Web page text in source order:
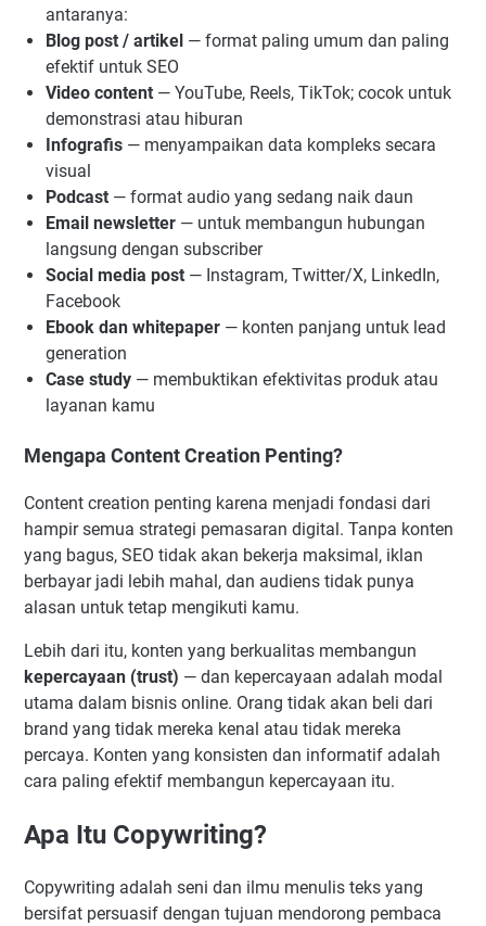
antaranya:
Blog post / artikel — format paling umum dan paling
efektif untuk SEO
Video content — YouTube, Reels, TikTok; cocok untuk
demonstrasi atau hiburan
Infografis — menyampaikan data kompleks secara
visual
Podcast — format audio yang sedang naik daun
Email newsletter — untuk membangun hubungan
langsung dengan subscriber
Social media post — Instagram, Twitter/X, LinkedIn,
Facebook
Ebook dan whitepaper — konten panjang untuk lead
generation
Case study — membuktikan efektivitas produk atau
layanan kamu
Mengapa Content Creation Penting?
Content creation penting karena menjadi fondasi dari
hampir semua strategi pemasaran digital. Tanpa konten
yang bagus, SEO tidak akan bekerja maksimal, iklan
berbayar jadi lebih mahal, dan audiens tidak punya
alasan untuk tetap mengikuti kamu.
Lebih dari itu, konten yang berkualitas membangun
kepercayaan (trust) — dan kepercayaan adalah modal
utama dalam bisnis online. Orang tidak akan beli dari
brand yang tidak mereka kenal atau tidak mereka
percaya. Konten yang konsisten dan informatif adalah
cara paling efektif membangun kepercayaan itu.
Apa Itu Copywriting?
Copywriting adalah seni dan ilmu menulis teks yang
bersifat persuasif dengan tujuan mendorong pembaca